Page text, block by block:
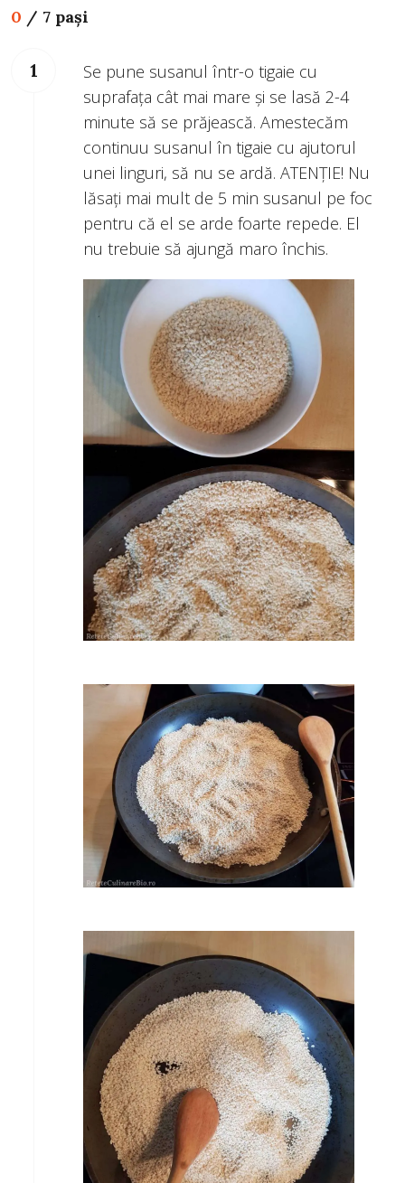
0 / 7 pași
Se pune susanul într-o tigaie cu
suprafața cât mai mare și se lasă 2-4
minute să se prăjească. Amestecăm
continuu susanul în tigaie cu ajutorul
unei linguri, să nu se ardă. ATENȚIE! Nu
lăsați mai mult de 5 min susanul pe foc
pentru că el se arde foarte repede. El
nu trebuie să ajungă maro închis.